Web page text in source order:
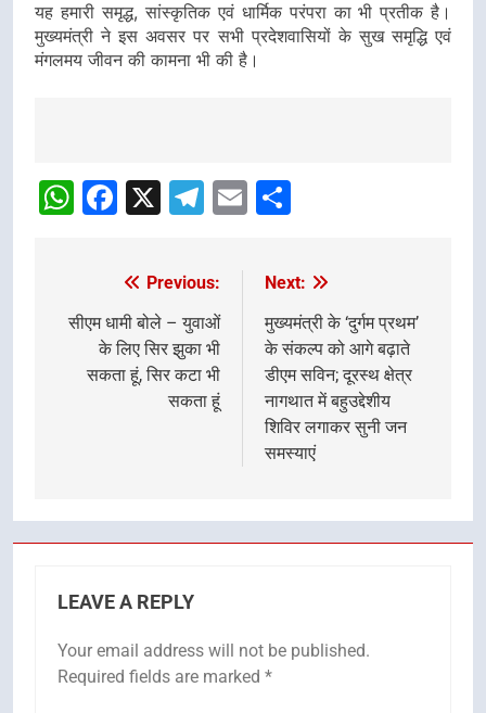
यह हमारी समृद्ध, सांस्कृतिक एवं धार्मिक परंपरा का भी प्रतीक है।
मुख्यमंत्री ने इस अवसर पर सभी प्रदेशवासियों के सुख समृद्धि एवं
मंगलमय जीवन की कामना भी की है।
navigation
WhatsApp
Facebook
X Telegram
Email
navigation
Previous:
सीएम धामी बोले – युवाओं
के लिए सिर झुका भी
सकता हूं, सिर कटा भी
सकता हूं
Next:
मुख्यमंत्री के ‘दुर्गम प्रथम’
के संकल्प को आगे बढ़ाते
डीएम सविन; दूरस्थ क्षेत्र
नागथात में बहुउद्देशीय
शिविर लगाकर सुनी जन
समस्याएं
LEAVE A REPLY
Your email address will not be published.
Required fields are marked *